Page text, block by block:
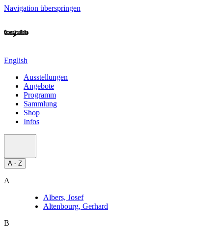
Navigation überspringen
English
Ausstellungen
Angebote
Programm
Sammlung
Shop
Infos
A - Z
A
Albers, Josef
Altenbourg, Gerhard
B